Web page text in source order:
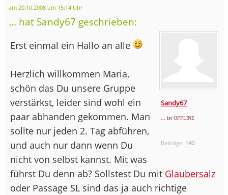
am 20.10.2008 um 15:14 Uhr
... hat Sandy67 geschrieben:
Sandy67
... ist OFFLINE
Beiträge: 140
Erst einmal ein Hallo an alle
Herzlich willkommen Maria,
schön das Du unsere Gruppe
verstärkst, leider sind wohl ein
paar abhanden gekommen. Man
sollte nur jeden 2. Tag abführen,
und auch nur dann wenn Du
nicht von selbst kannst. Mit was
führst Du denn ab? Sollstest Du mit Glaubersalz
oder Passage SL sind das ja auch richtige